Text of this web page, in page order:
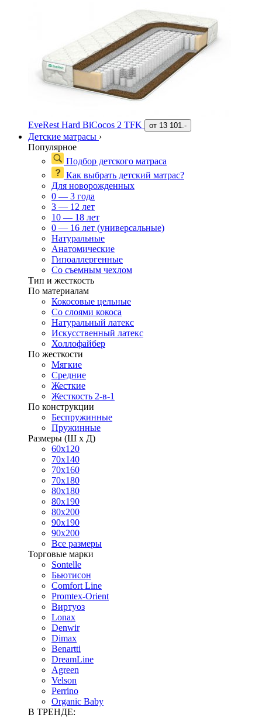
EveRest Hard BiCocos 2 TFK от 13 101.-
Детские матрасы ›
Популярное
Подбор детского матраса
Как выбрать детский матрас?
Для новорожденных
0 — 3 года
3 — 12 лет
10 — 18 лет
0 — 16 лет (универсальные)
Натуральные
Анатомические
Гипоаллергенные
Со съемным чехлом
Тип и жесткость
По материалам
Кокосовые цельные
Со слоями кокоса
Натуральный латекс
Искусственный латекс
Холлофайбер
По жесткости
Мягкие
Средние
Жесткие
Жесткость 2-в-1
По конструкции
Беспружинные
Пружинные
Размеры (Ш х Д)
60х120
70х140
70х160
70х180
80х180
80х190
80х200
90х190
90х200
Все размеры
Торговые марки
Sontelle
Бьютисон
Comfort Line
Promtex-Orient
Виртуоз
Lonax
Denwir
Dimax
Benartti
DreamLine
Agreen
Velson
Perrino
Organic Baby
В ТРЕНДЕ: